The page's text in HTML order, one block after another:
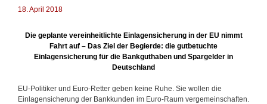
18. April 2018
Die geplante vereinheitlichte Einlagensicherung in der EU nimmt
Fahrt auf – Das Ziel der Begierde: die gutbetuchte
Einlagensicherung für die Bankguthaben und Spargelder in
Deutschland
EU-Politiker und Euro-Retter geben keine Ruhe. Sie wollen die
Einlagensicherung der Bankkunden im Euro-Raum vergemeinschaften.